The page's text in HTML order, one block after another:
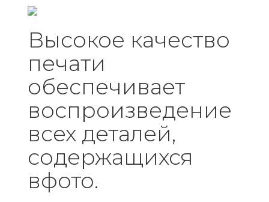
Высокое качество
печати
обеспечивает
воспроизведение
всех деталей,
содержащихся
вфото.